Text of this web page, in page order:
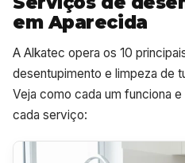
em Aparecida
A Alkatec opera os 10
desentupimento e limpeza de
Veja como cada um funciona
cada serviço: